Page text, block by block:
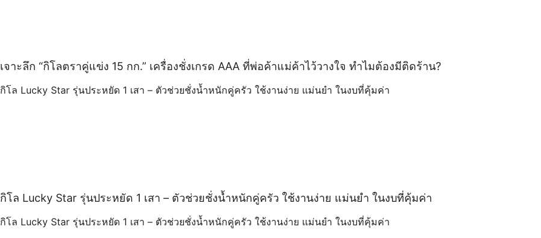
เจาะลึก “กิโลตราคู่แข่ง 15 กก.” เครื่องชั่งเกรด AAA ที่พ่อค้าแม่ค้าไว้วางใจ ทำไมต้องมีติดร้าน?
กิโล Lucky Star รุ่นประหยัด 1 เสา – ตัวช่วยชั่งน้ำหนักคู่ครัว ใช้งานง่าย แม่นยำ ในงบที่คุ้มค่า
กิโล Lucky Star รุ่นประหยัด 1 เสา – ตัวช่วยชั่งน้ำหนักคู่ครัว ใช้งานง่าย แม่นยำ ในงบที่คุ้มค่า
กิโล Lucky Star รุ่นประหยัด 1 เสา – ตัวช่วยชั่งน้ำหนักคู่ครัว ใช้งานง่าย แม่นยำ ในงบที่คุ้มค่า